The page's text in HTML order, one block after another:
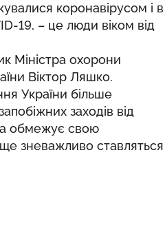
коронавірусом і в
19, – це люди віком від
Міністра охорони
Віктор Ляшко.
України більше
заходів від
обмежує свою
зневажливо ставляться